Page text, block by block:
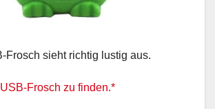
Frosch sieht richtig lustig aus.
Frosch zu finden.*